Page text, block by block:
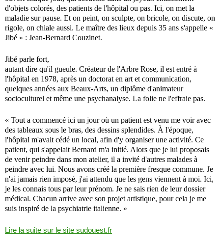
d'objets colorés, des patients de l'hôpital ou pas. Ici, on met la
maladie sur pause. Et on peint, on sculpte, on bricole, on discute, on
rigole, on chiale aussi. Le maître des lieux depuis 35 ans s'appelle «
Jibé » : Jean-Bernard Couzinet.
Jibé parle fort,
autant dire qu'il gueule. Créateur de l'Arbre Rose, il est entré à
l'hôpital en 1978, après un doctorat en art et communication,
quelques années aux Beaux-Arts, un diplôme d'animateur
socioculturel et même une psychanalyse. La folie ne l'effraie pas.
« Tout a commencé ici un jour où un patient est venu me voir avec
des tableaux sous le bras, des dessins splendides. À l'époque,
l'hôpital m'avait cédé un local, afin d'y organiser une activité. Ce
patient, qui s'appelait Bernard m'a initié. Alors que je lui proposais
de venir peindre dans mon atelier, il a invité d'autres malades à
peindre avec lui. Nous avons créé la première fresque commune. Je
n'ai jamais rien imposé, j'ai attendu que les gens viennent à moi. Ici,
je les connais tous par leur prénom. Je ne sais rien de leur dossier
médical. Chacun arrive avec son projet artistique, pour cela je me
suis inspiré de la psychiatrie italienne. »
Lire la suite sur le site sudouest.fr